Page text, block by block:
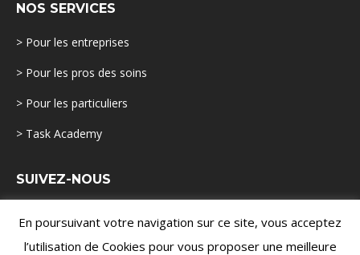
NOS SERVICES
> Pour les entreprises
> Pour les pros des soins
> Pour les particuliers
> Task Academy
SUIVEZ-NOUS
En poursuivant votre navigation sur ce site, vous acceptez
l’utilisation de Cookies pour vous proposer une meilleure